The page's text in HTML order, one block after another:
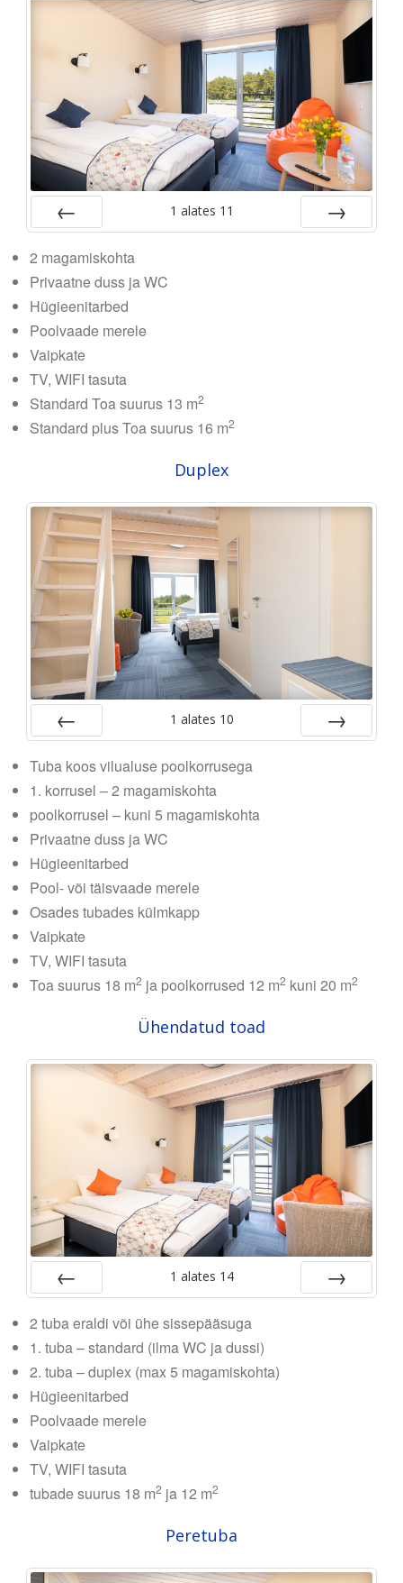
1 alates 11
2 magamiskohta
Privaatne duss ja WC
Hügieenitarbed
Poolvaade merele
Vaipkate
TV, WIFI tasuta
Standard Toa suurus 13 m2
Standard plus Toa suurus 16 m2
Duplex
1 alates 10
Tuba koos vilualuse poolkorrusega
1. korrusel – 2 magamiskohta
poolkorrusel – kuni 5 magamiskohta
Privaatne duss ja WC
Hügieenitarbed
Pool- või täisvaade merele
Osades tubades külmkapp
Vaipkate
TV, WIFI tasuta
Toa suurus 18 m2 ja poolkorrused 12 m2 kuni 20 m2
Ühendatud toad
1 alates 14
2 tuba eraldi või ühe sissepääsuga
1. tuba – standard (ilma WC ja dussi)
2. tuba – duplex (max 5 magamiskohta)
Hügieenitarbed
Poolvaade merele
Vaipkate
TV, WIFI tasuta
tubade suurus 18 m2 ja 12 m2
Peretuba